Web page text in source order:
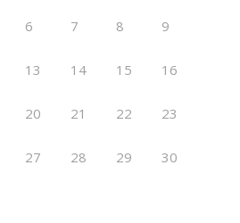
6 7 8 9
13 14 15 16
20 21 22 23
27 28 29 30